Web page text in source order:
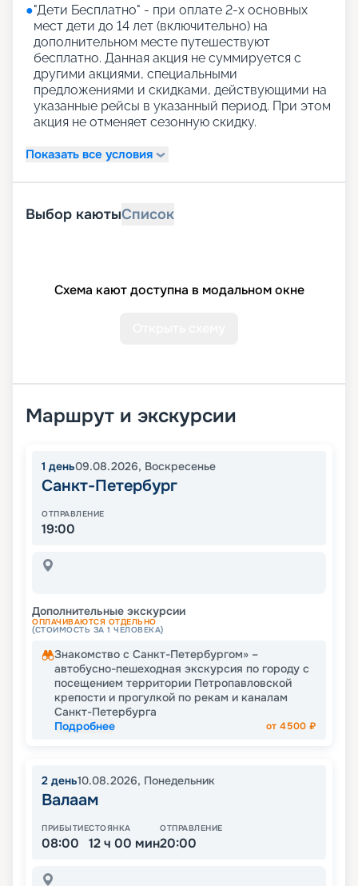
●"Дети Бесплатно" - при оплате 2-х основных
мест дети до 14 лет (включительно) на
дополнительном месте путешествуют
бесплатно. Данная акция не суммируется с
другими акциями, специальными
предложениями и скидками, действующими на
указанные рейсы в указанный период. При этом
акция не отменяет сезонную скидку.
Показать все условия
Выбор каютыСписок
Схема кают доступна в модальном окне
Маршрут и экскурсии
1 день09.08.2026, Воскресенье
Санкт-Петербург
ОТПРАВЛЕНИЕ
19:00
Дополнительные экскурсии
ОПЛАЧИВАЮТСЯ ОТДЕЛЬНО
(СТОИМОСТЬ ЗА 1 ЧЕЛОВЕКА)
Знакомство с Санкт-Петербургом» –
автобусно-пешеходная экскурсия по городу с
посещением территории Петропавловской
крепости и прогулкой по рекам и каналам
Санкт-Петербурга
Подробнее
от4500 ₽
2 день10.08.2026, Понедельник
Валаам
ПРИБЫТИЕ
08:00
СТОЯНКА
12 ч 00 мин
ОТПРАВЛЕНИЕ
20:00